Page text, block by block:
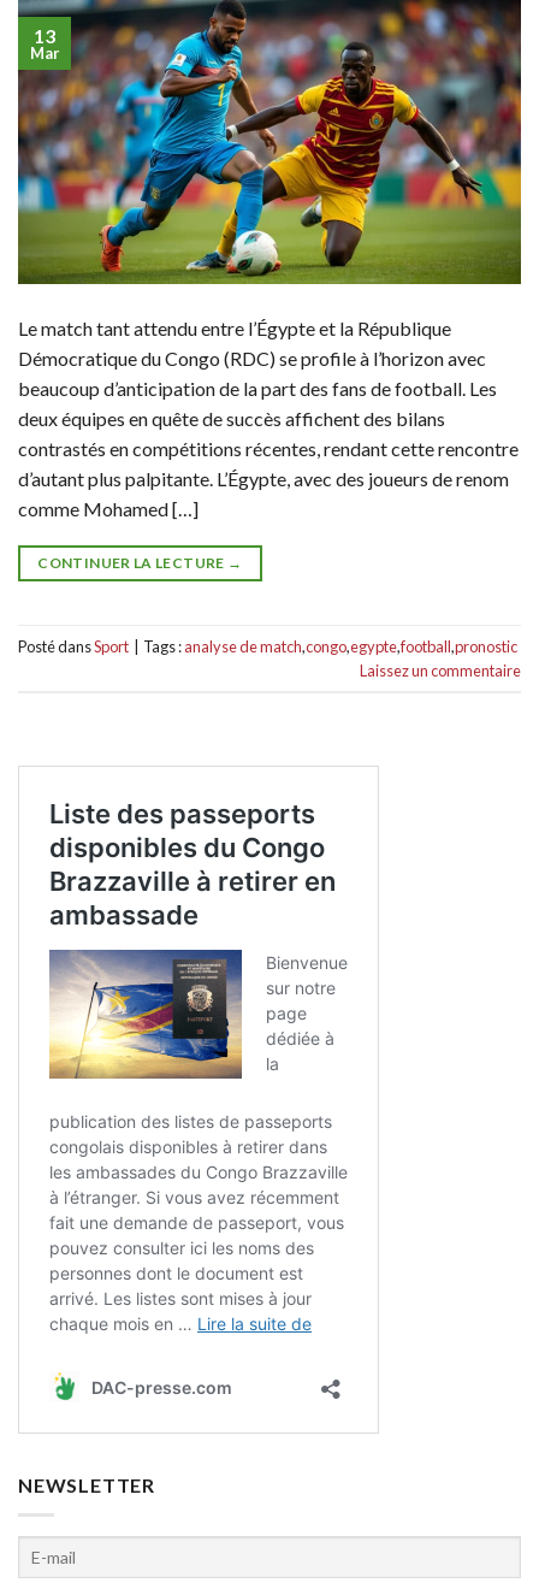
13
Mar
Le match tant attendu entre l’Égypte et la République
Démocratique du Congo (RDC) se profile à l’horizon avec
beaucoup d’anticipation de la part des fans de football. Les
deux équipes en quête de succès affichent des bilans
contrastés en compétitions récentes, rendant cette rencontre
d’autant plus palpitante. L’Égypte, avec des joueurs de renom
comme Mohamed […]
CONTINUER LA LECTURE →
Posté dansSport Tags :analyse de match,congo,egypte,football,pronostic
Laissez un commentaire
NEWSLETTER